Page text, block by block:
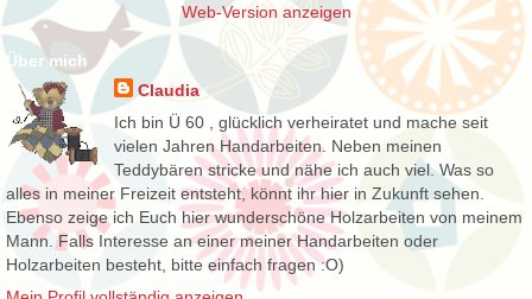
Web-Version anzeigen
Über mich
Claudia
Ich bin Ü 60 , glücklich verheiratet und mache seit
vielen Jahren Handarbeiten. Neben meinen
Teddybären stricke und nähe ich auch viel. Was so
alles in meiner Freizeit entsteht, könnt ihr hier in Zukunft sehen.
Ebenso zeige ich Euch hier wunderschöne Holzarbeiten von meinem
Mann. Falls Interesse an einer meiner Handarbeiten oder
Holzarbeiten besteht, bitte einfach fragen :O)